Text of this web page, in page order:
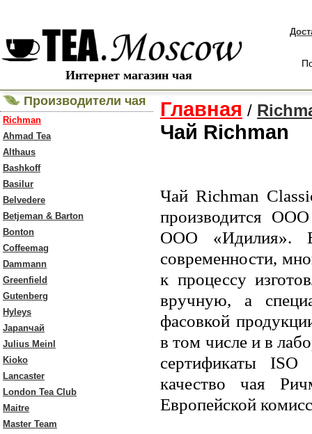
Интернет магазин чая
Производители чая
Richman
Ahmad Tea
Althaus
Bashkoff
Basilur
Belvedere
Betjeman & Barton
Bonton
Coffeemag
Dammann
Greenfield
Gutenberg
Hyleys
Japanчай
Julius Meinl
Kioko
Lancaster
London Tea Club
Maitre
Master Team
Главная /
Чай Richman
Чай Richman
производится
ООО «Идилия».
современности,
к процессу
вручную, а
фасовкой
в том числе и в
сертификаты
качество чая
Европейской